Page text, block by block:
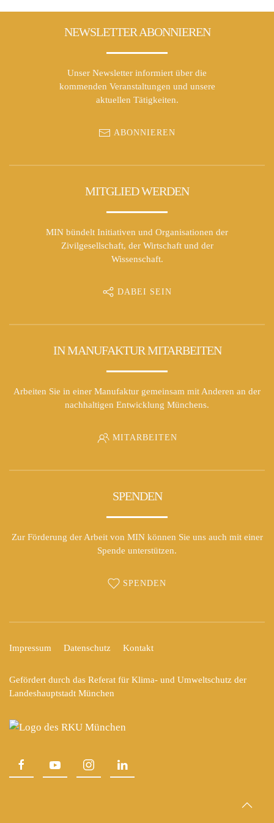
NEWSLETTER ABONNIEREN
Unser Newsletter informiert über die
kommenden Veranstaltungen und unsere
aktuellen Tätigkeiten.
ABONNIEREN
MITGLIED WERDEN
MIN bündelt Initiativen und Organisationen der
Zivilgesellschaft, der Wirtschaft und der
Wissenschaft.
DABEI SEIN
IN MANUFAKTUR MITARBEITEN
Arbeiten Sie in einer Manufaktur gemeinsam mit Anderen an der
nachhaltigen Entwicklung Münchens.
MITARBEITEN
SPENDEN
Zur Förderung der Arbeit von MIN können Sie uns auch mit einer
Spende unterstützen.
SPENDEN
Impressum Datenschutz Kontakt
Gefördert durch das Referat für Klima- und Umweltschutz der
Landeshauptstadt München